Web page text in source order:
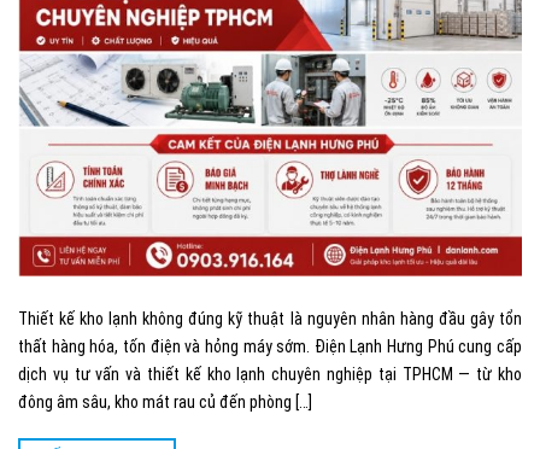
Thiết kế kho lạnh không đúng kỹ thuật là nguyên nhân hàng đầu gây tổn
thất hàng hóa, tốn điện và hỏng máy sớm. Điện Lạnh Hưng Phú cung cấp
dịch vụ tư vấn và thiết kế kho lạnh chuyên nghiệp tại TPHCM — từ kho
đông âm sâu, kho mát rau củ đến phòng […]